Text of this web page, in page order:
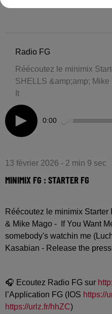
Radio FG
Réécoutez le minimix
SHELLS &amp;amp;
It
0:00
13 février 2026 - 2 min 9 sec
MINIMIX FG : STARTER FG
Réécoutez le minimix
& Mike Mago - If You Want
somebody's watchin me
Kasabian - Release the
🎧 Ecoutez Radio FG sur
l’Application FG (IOS https://
https://urlz.fr/hhZC)